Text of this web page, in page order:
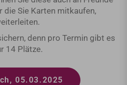
die Sie Karten mitkaufen,
denn pro Termin gibt es
14 Plätze.
05.03.2025